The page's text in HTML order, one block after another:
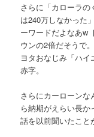
さらに「カローラの
は240万しなかった
ーワードだよなあw
ウンの2倍だそうで
ヨタおなじみ「ハ
赤字。
さらにカーローン
ら納期がえらい長
話を以前聞いたこと